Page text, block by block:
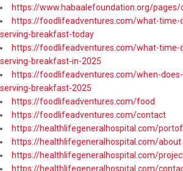
https://www.habaalefoundation.org/pages/
https://foodlifeadventures.com/what-time-
serving-breakfast-today
https://foodlifeadventures.com/what-time-
serving-breakfast-in-2025
https://foodlifeadventures.com/when-
serving-breakfast-2025
https://foodlifeadventures.com/food
https://foodlifeadventures.com/contact
https://healthlifegeneralhospital.com/
https://healthlifegeneralhospital.com/about
https://healthlifegeneralhospital.com/
https://healthlifegeneralhospital.com/